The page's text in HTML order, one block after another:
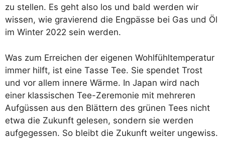
zu stellen. Es geht also los und bald werden wir
wissen, wie gravierend die Engpässe bei Gas und Öl
im Winter 2022 sein werden.
Was zum Erreichen der eigenen Wohlfühltemperatur
immer hilft, ist eine Tasse Tee. Sie spendet Trost
und vor allem innere Wärme. In Japan wird nach
einer klassischen Tee-Zeremonie mit mehreren
Aufgüssen aus den Blättern des grünen Tees nicht
etwa die Zukunft gelesen, sondern sie werden
aufgegessen. So bleibt die Zukunft weiter ungewiss.